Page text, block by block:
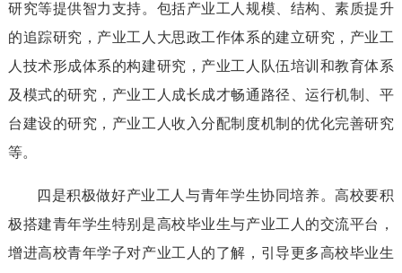
研究等提供智力支持。包括产业工人规模、结构、素质提升
的追踪研究，产业工人大思政工作体系的建立研究，产业工
人技术形成体系的构建研究，产业工人队伍培训和教育体系
及模式的研究，产业工人成长成才畅通路径、运行机制、平
台建设的研究，产业工人收入分配制度机制的优化完善研究
等。
四是积极做好产业工人与青年学生协同培养。高校要积
极搭建青年学生特别是高校毕业生与产业工人的交流平台，
增进高校青年学子对产业工人的了解，引导更多高校毕业生